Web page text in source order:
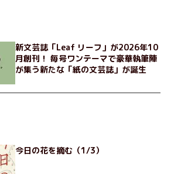
りだけの「台湾映画祭」を催したり。50代
わらぬ友情とささやかな幸せの日々を描く。
新文芸誌「Leaf リーフ」が2026年10
月創刊！ 毎号ワンテーマで豪華執筆陣
が集う新たな「紙の文芸誌」が誕生
今日の花を摘む（1/3）